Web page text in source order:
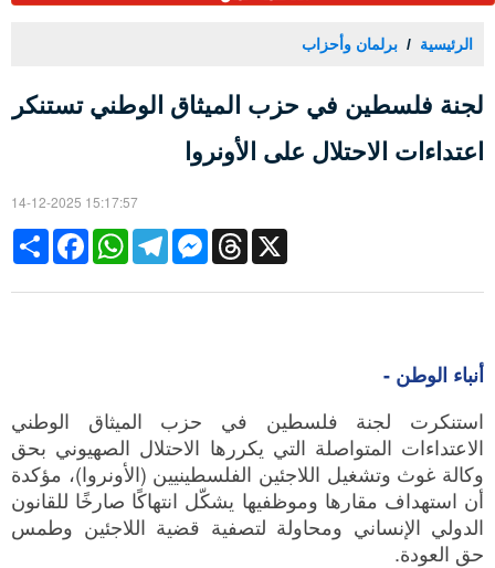
الرئيسية برلمان وأحزاب
لجنة فلسطين في حزب الميثاق الوطني تستنكر
اعتداءات الاحتلال على الأونروا
14-12-2025 15:17:57
Share
FacebookWhatsAppTelegramMessengerThreads X
أنباء الوطن -
استنكرت لجنة فلسطين في حزب الميثاق الوطني
الاعتداءات المتواصلة التي يكررها الاحتلال الصهيوني بحق
وكالة غوث وتشغيل اللاجئين الفلسطينيين (الأونروا)، مؤكدة
أن استهداف مقارها وموظفيها يشكّل انتهاكًا صارخًا للقانون
الدولي الإنساني ومحاولة لتصفية قضية اللاجئين وطمس
حق العودة.